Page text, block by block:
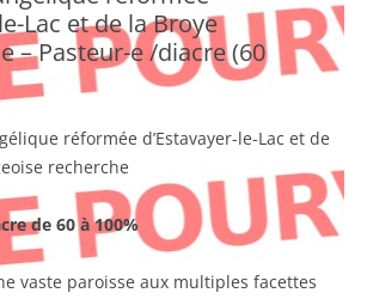
Lac et de la Broye
– Pasteur-e /diacre (60
réformée d’Estavayer-le-Lac et de
recherche
de 60 à 100%
vaste paroisse aux multiples facettes